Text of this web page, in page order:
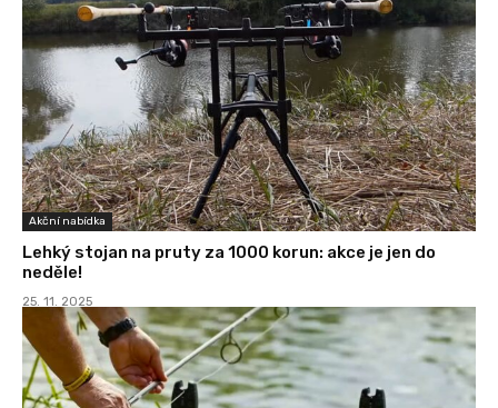
Akční nabídka
Lehký stojan na pruty za 1000 korun: akce je jen do
neděle!
25. 11. 2025